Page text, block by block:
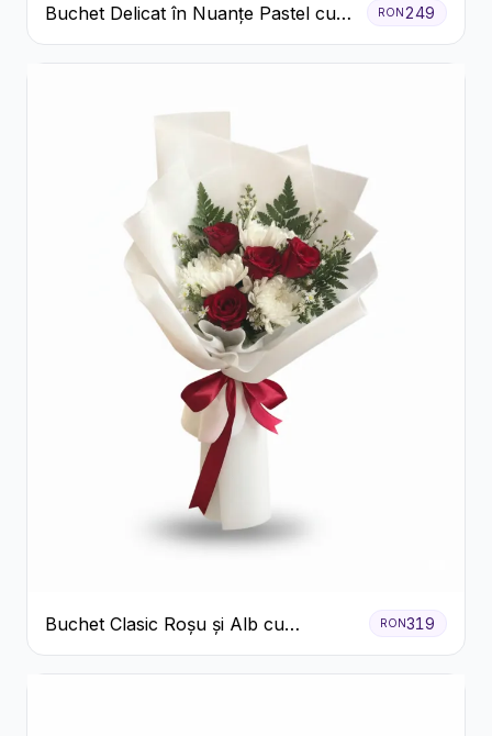
Buchet Delicat în Nuanțe Pastel cu
Trandafiri și Crizanteme Roz
RON 249
Buchet Clasic Roșu și Alb cu
Crizanteme
RON319